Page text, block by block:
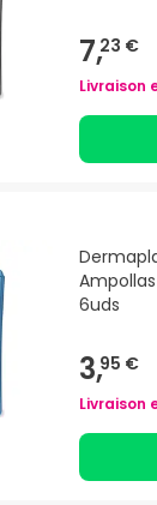
7,23 €
Livraison
6uds
3,95 €
Livraison